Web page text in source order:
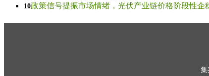
10政策信号提振市场情绪，光伏产业链价格阶段性企
集